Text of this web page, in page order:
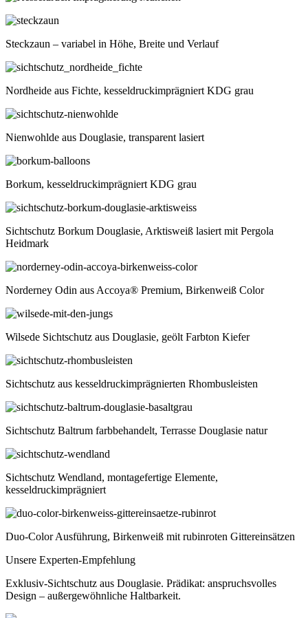
Steckzaun – variabel in Höhe, Breite und Verlauf
Nordheide aus Fichte, kesseldruckimprägniert KDG grau
Nienwohlde aus Douglasie, transparent lasiert
Borkum, kesseldruckimprägniert KDG grau
Sichtschutz Borkum Douglasie, Arktisweiß lasiert mit Pergola
Heidmark
Norderney Odin aus Accoya® Premium, Birkenweiß Color
Wilsede Sichtschutz aus Douglasie, geölt Farbton Kiefer
Sichtschutz aus kesseldruckimprägnierten Rhombusleisten
Sichtschutz Baltrum farbbehandelt, Terrasse Douglasie natur
Sichtschutz Wendland, montagefertige Elemente,
kesseldruckimprägniert
Duo-Color Ausführung, Birkenweiß mit rubinroten Gittereinsätzen
Unsere Experten-Empfehlung
Exklusiv-Sichtschutz aus Douglasie. Prädikat: anspruchsvolles
Design – außergewöhnliche Haltbarkeit.